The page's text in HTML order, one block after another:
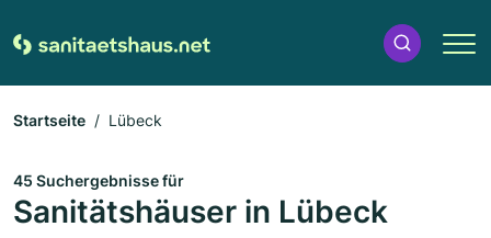
Startseite Lübeck
45 Suchergebnisse für
Sanitätshäuser in Lübeck